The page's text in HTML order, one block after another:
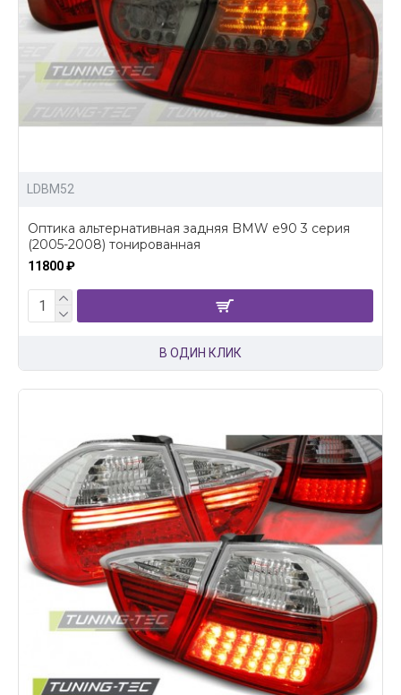
LDBM52
Оптика альтернативная задняя BMW e90 3 серия
(2005-2008) тонированная
11800 ₽
В ОДИН КЛИК